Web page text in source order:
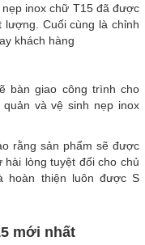
inox chữ T15 đã được
lượng. Cuối cùng là chỉnh
khách hàng
bàn giao công trình cho
và vệ sinh nẹp inox
rằng sản phẩm sẽ được
lòng tuyệt đối cho chủ
hoàn thiện luôn được S
mới nhất